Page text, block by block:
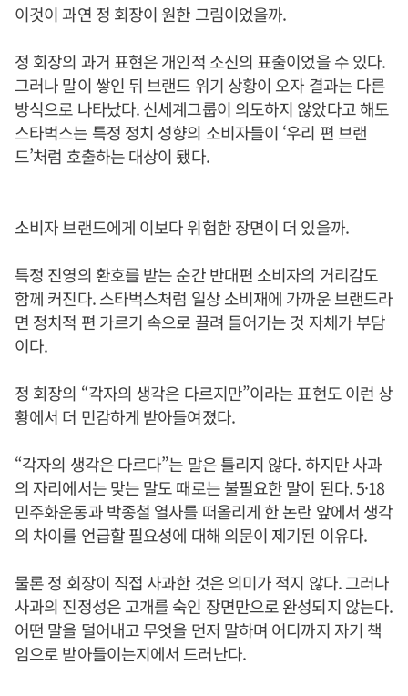
이것이 과연 정 회장이 원한 그림이었을까.
정 회장의 과거 표현은 개인적 소신의 표출이었을 수 있다.
그러나 말이 쌓인 뒤 브랜드 위기 상황이 오자 결과는 다른
방식으로 나타났다. 신세계그룹이 의도하지 않았다고 해도
스타벅스는 특정 정치 성향의 소비자들이 ‘우리 편 브랜
드’처럼 호출하는 대상이 됐다.
소비자 브랜드에게 이보다 위험한 장면이 더 있을까.
특정 진영의 환호를 받는 순간 반대편 소비자의 거리감도
함께 커진다. 스타벅스처럼 일상 소비재에 가까운 브랜드라
면 정치적 편 가르기 속으로 끌려 들어가는 것 자체가 부담
이다.
정 회장의 “각자의 생각은 다르지만”이라는 표현도 이런 상
황에서 더 민감하게 받아들여졌다.
“각자의 생각은 다르다”는 말은 틀리지 않다. 하지만 사과
의 자리에서는 맞는 말도 때로는 불필요한 말이 된다. 5·18
민주화운동과 박종철 열사를 떠올리게 한 논란 앞에서 생각
의 차이를 언급할 필요성에 대해 의문이 제기된 이유다.
물론 정 회장이 직접 사과한 것은 의미가 적지 않다. 그러나
사과의 진정성은 고개를 숙인 장면만으로 완성되지 않는다.
어떤 말을 덜어내고 무엇을 먼저 말하며 어디까지 자기 책
임으로 받아들이는지에서 드러난다.